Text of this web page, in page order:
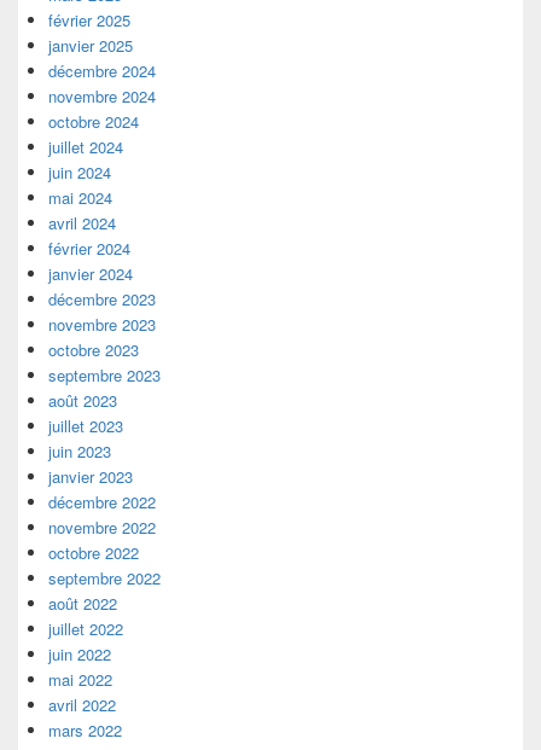
février 2025
janvier 2025
décembre 2024
novembre 2024
octobre 2024
juillet 2024
juin 2024
mai 2024
avril 2024
février 2024
janvier 2024
décembre 2023
novembre 2023
octobre 2023
septembre 2023
août 2023
juillet 2023
juin 2023
janvier 2023
décembre 2022
novembre 2022
octobre 2022
septembre 2022
août 2022
juillet 2022
juin 2022
mai 2022
avril 2022
mars 2022